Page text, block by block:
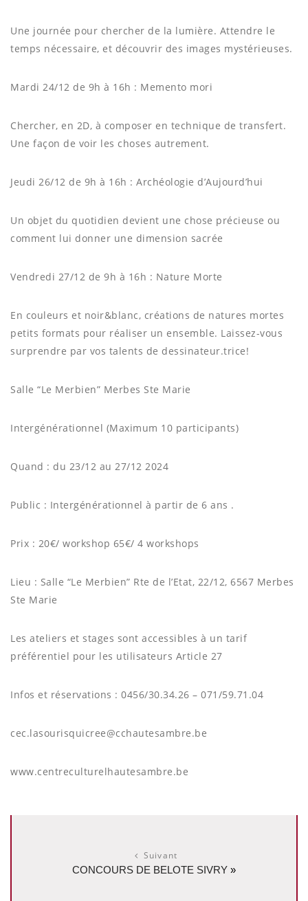
Une journée pour chercher de la lumière. Attendre le
temps nécessaire, et découvrir des images mystérieuses.
Mardi 24/12 de 9h à 16h : Memento mori
Chercher, en 2D, à composer en technique de transfert.
Une façon de voir les choses autrement.
Jeudi 26/12 de 9h à 16h : Archéologie d’Aujourd’hui
Un objet du quotidien devient une chose précieuse ou
comment lui donner une dimension sacrée
Vendredi 27/12 de 9h à 16h : Nature Morte
En couleurs et noir&blanc, créations de natures mortes
petits formats pour réaliser un ensemble. Laissez-vous
surprendre par vos talents de dessinateur.trice!
Salle “Le Merbien” Merbes Ste Marie
Intergénérationnel (Maximum 10 participants)
Quand : du 23/12 au 27/12 2024
Public : Intergénérationnel à partir de 6 ans .
Prix : 20€/ workshop 65€/ 4 workshops
Lieu : Salle “Le Merbien” Rte de l’Etat, 22/12, 6567 Merbes
Ste Marie
Les ateliers et stages sont accessibles à un tarif
préférentiel pour les utilisateurs Article 27
Infos et réservations : 0456/30.34.26 – 071/59.71.04
cec.lasourisquicree@cchautesambre.be
www.centreculturelhautesambre.be
Suivant
CONCOURS DE BELOTE SIVRY »